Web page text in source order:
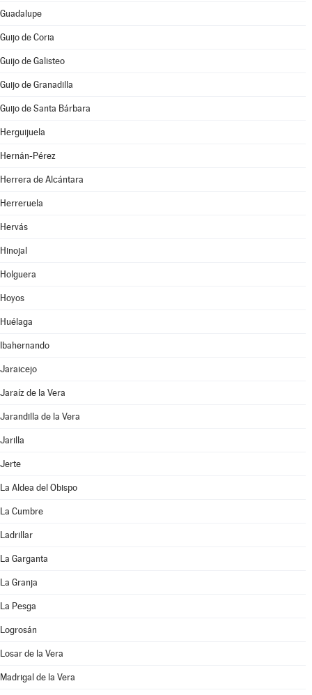
Guadalupe
Guijo de Coria
Guijo de Galisteo
Guijo de Granadilla
Guijo de Santa Bárbara
Herguijuela
Hernán-Pérez
Herrera de Alcántara
Herreruela
Hervás
Hinojal
Holguera
Hoyos
Huélaga
Ibahernando
Jaraicejo
Jaraíz de la Vera
Jarandilla de la Vera
Jarilla
Jerte
La Aldea del Obispo
La Cumbre
Ladrillar
La Garganta
La Granja
La Pesga
Logrosán
Losar de la Vera
Madrigal de la Vera